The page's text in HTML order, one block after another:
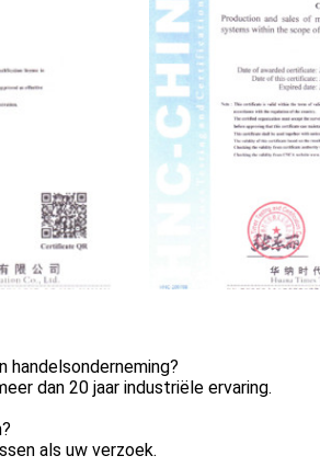
handelsonderneming?
dan 20 jaar industriële ervaring.
als uw verzoek.